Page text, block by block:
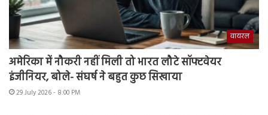
वायरल
अमेरिका में नौकरी नहीं मिली तो भारत लौटे सॉफ्टवेयर
इंजीनियर, बोले- संघर्ष ने बहुत कुछ सिखाया
29 July 2026 - 8:00 PM